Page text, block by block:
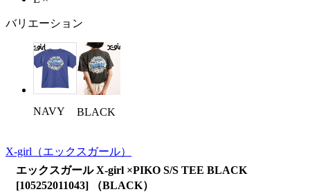
バリエーション
NAVY BLACK
X-girl （エックスガール）
エックスガール X-girl ×PIKO S/S TEE BLACK
[105252011043] （BLACK）